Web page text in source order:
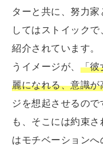
ターと共に、努力
してはストイック
紹介されています
うイメージが、 「彼
麗になれる、意識
ジを想起させるの
も、そこには約束
はモチベーションへ